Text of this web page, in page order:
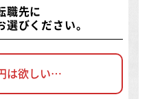
職先に
選びください。
は欲しい…